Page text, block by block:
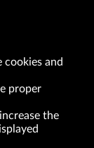
and
proper
the